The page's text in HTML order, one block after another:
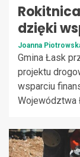
dzięki
Joanna
Gmina Łask
projektu
wsparciu
Województwa